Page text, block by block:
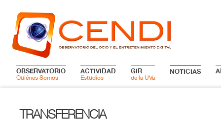
OBSERVATORIO
Quiénes Somos
ACTIVIDAD
Estudios
GIR
de la UVa
NOTICIAS
TRANSFERENCIA